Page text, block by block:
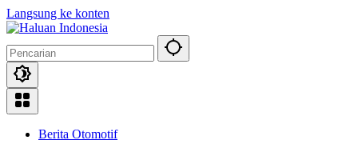
Langsung ke konten
Berita Otomotif